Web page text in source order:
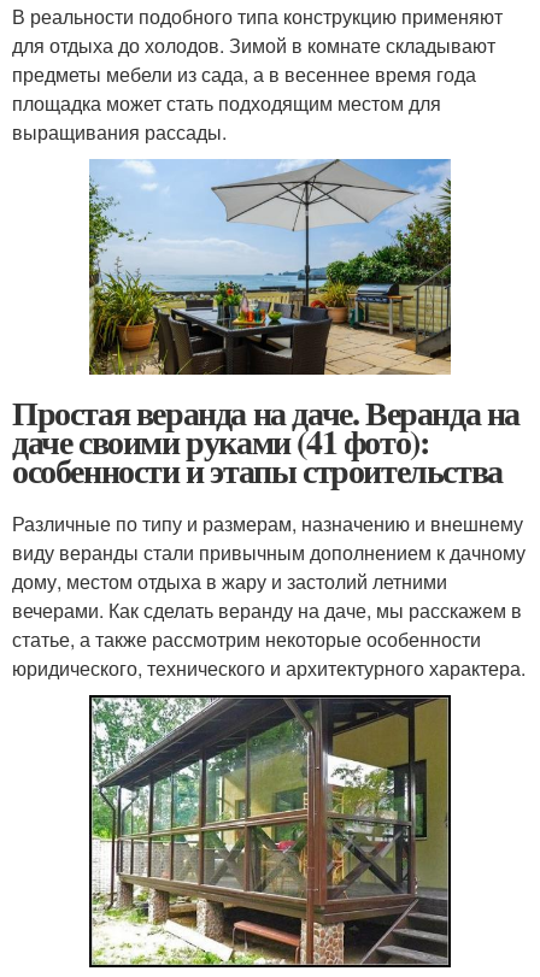
В реальности подобного типа конструкцию применяют
для отдыха до холодов. Зимой в комнате складывают
предметы мебели из сада, а в весеннее время года
площадка может стать подходящим местом для
выращивания рассады.
Простая веранда на даче. Веранда на
даче своими руками (41 фото):
особенности и этапы строительства
Различные по типу и размерам, назначению и внешнему
виду веранды стали привычным дополнением к дачному
дому, местом отдыха в жару и застолий летними
вечерами. Как сделать веранду на даче, мы расскажем в
статье, а также рассмотрим некоторые особенности
юридического, технического и архитектурного характера.